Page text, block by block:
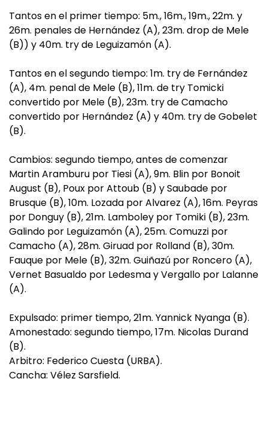
Tantos en el primer tiempo: 5m., 16m., 19m., 22m. y
26m. penales de Hernández (A), 23m. drop de Mele
(B)) y 40m. try de Leguizamón (A).
Tantos en el segundo tiempo: 1m. try de Fernández
(A), 4m. penal de Mele (B), 11m. de try Tomicki
convertido por Mele (B), 23m. try de Camacho
convertido por Hernández (A) y 40m. try de Gobelet
(B).
Cambios: segundo tiempo, antes de comenzar
Martin Aramburu por Tiesi (A), 9m. Blin por Bonoit
August (B), Poux por Attoub (B) y Saubade por
Brusque (B), 10m. Lozada por Alvarez (A), 16m. Peyras
por Donguy (B), 21m. Lamboley por Tomiki (B), 23m.
Galindo por Leguizamón (A), 25m. Comuzzi por
Camacho (A), 28m. Giruad por Rolland (B), 30m.
Fauque por Mele (B), 32m. Guiñazú por Roncero (A),
Vernet Basualdo por Ledesma y Vergallo por Lalanne
(A).
Expulsado: primer tiempo, 21m. Yannick Nyanga (B).
Amonestado: segundo tiempo, 17m. Nicolas Durand
(B).
Arbitro: Federico Cuesta (URBA).
Cancha: Vélez Sarsfield.